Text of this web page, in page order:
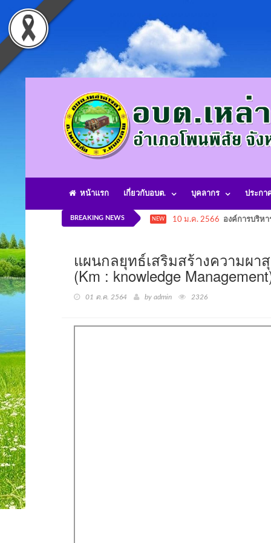
หน้าแรก เกี่ยวกับอบต. บุคลากร ประกา
BREAKING NEWS NEW 10 ม.ค. 2566 องค์การบริห
แผนกลยุทธ์เสริมสร้างความผ
(Km : knowledge
01 ต.ค. 2564 by admin 2326